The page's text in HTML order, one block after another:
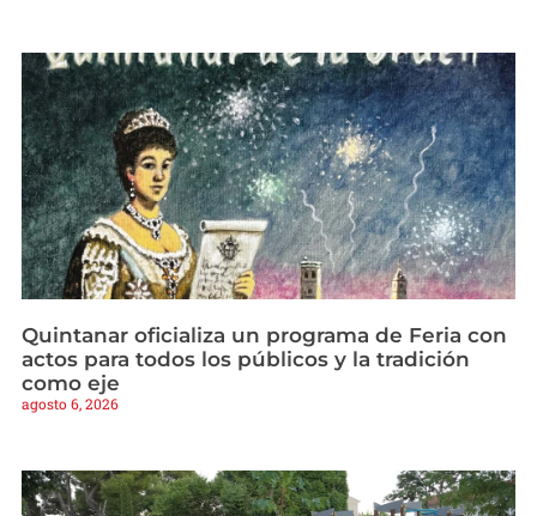
Quintanar oficializa un programa de Feria con
actos para todos los públicos y la tradición
como eje
agosto 6, 2026